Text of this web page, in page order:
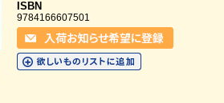
ISBN
9784166607501